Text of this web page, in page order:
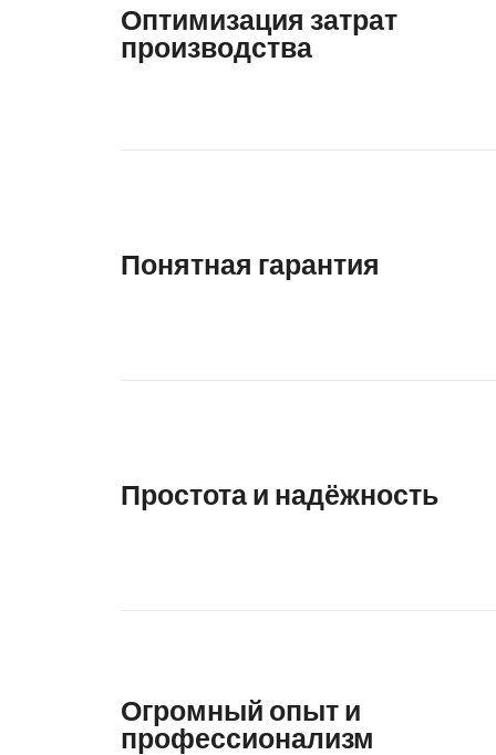
Оптимизация затрат
производства
Понятная гарантия
Простота и надёжность
Огромный опыт и
профессионализм